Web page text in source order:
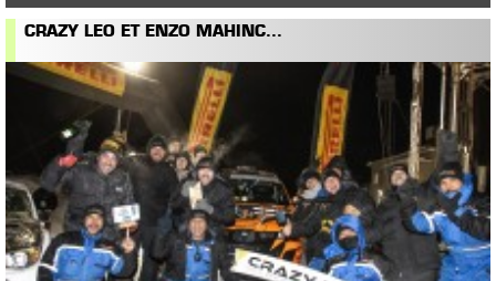
CRAZY LEO ET ENZO MAHINC...